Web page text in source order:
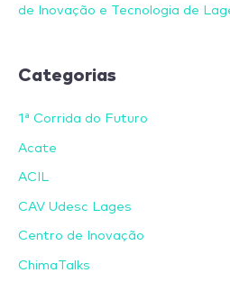
de Inovação e Tecnologia de
Categorias
1ª Corrida do Futuro
Acate
ACIL
CAV Udesc Lages
Centro de Inovação
ChimaTalks